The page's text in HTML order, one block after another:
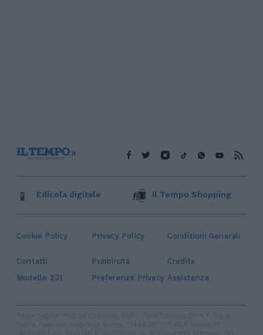
Cookie Policy Privacy Policy Condizioni Generali
Contatti Pubblicità
Credits
Modello 231
Preferenze Privacy Assistenza
Edicola digitale Il Tempo Shopping